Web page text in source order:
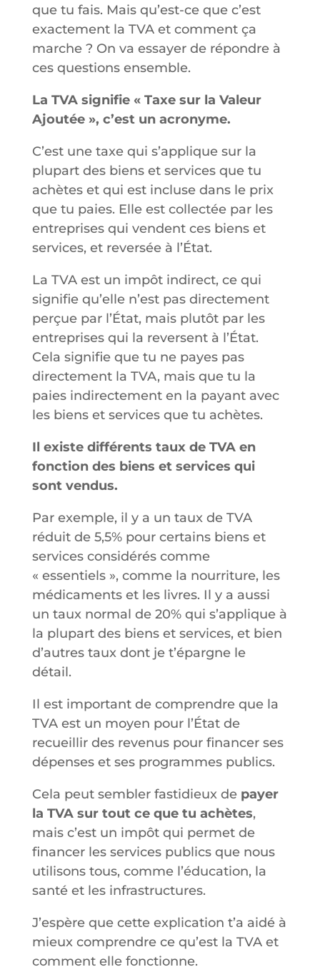
que tu fais. Mais qu’est-ce que c’est
exactement la TVA et comment ça
marche ? On va essayer de répondre à
ces questions ensemble.
La TVA signifie « Taxe sur la Valeur
Ajoutée », c’est un acronyme.
C’est une taxe qui s’applique sur la
plupart des biens et services que tu
achètes et qui est incluse dans le prix
que tu paies. Elle est collectée par les
entreprises qui vendent ces biens et
services, et reversée à l’État.
La TVA est un impôt indirect, ce qui
signifie qu’elle n’est pas directement
perçue par l’État, mais plutôt par les
entreprises qui la reversent à l’État.
Cela signifie que tu ne payes pas
directement la TVA, mais que tu la
paies indirectement en la payant avec
les biens et services que tu achètes.
Il existe différents taux de TVA en
fonction des biens et services qui
sont vendus.
Par exemple, il y a un taux de TVA
réduit de 5,5% pour certains biens et
services considérés comme
« essentiels », comme la nourriture, les
médicaments et les livres. Il y a aussi
un taux normal de 20% qui s’applique à
la plupart des biens et services, et bien
d’autres taux dont je t’épargne le
détail.
Il est important de comprendre que la
TVA est un moyen pour l’État de
recueillir des revenus pour financer ses
dépenses et ses programmes publics.
Cela peut sembler fastidieux de payer
la TVA sur tout ce que tu achètes,
mais c’est un impôt qui permet de
financer les services publics que nous
utilisons tous, comme l’éducation, la
santé et les infrastructures.
J’espère que cette explication t’a aidé à
mieux comprendre ce qu’est la TVA et
comment elle fonctionne.